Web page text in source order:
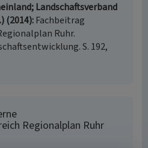
Landschaftsverband
(2014) Fachbeitrag
Ruhr.
S. 192,
Regionalplan Ruhr